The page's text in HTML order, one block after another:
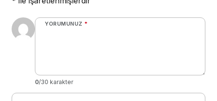
YORUMUNUZ *
0/30 karakter